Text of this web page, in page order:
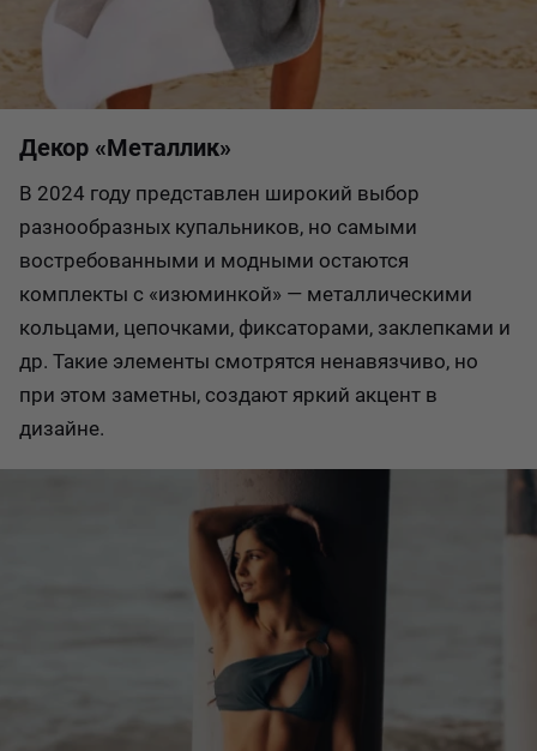
Декор «Металлик»
В 2024 году представлен широкий выбор
разнообразных купальников, но самыми
востребованными и модными остаются
комплекты с «изюминкой» — металлическими
кольцами, цепочками, фиксаторами, заклепками и
др. Такие элементы смотрятся ненавязчиво, но
при этом заметны, создают яркий акцент в
дизайне.